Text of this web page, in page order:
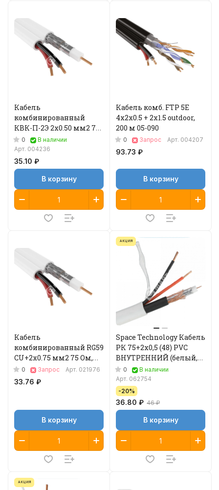
Кабель
комбинированный
КВК-П-2Э 2x0.50 мм2 75
Ом, outdoor, 200 м 04-015
0
В наличии
Арт. 004236
35.10 ₽
В корзину
Кабель комб. FTP 5E
4x2x0.5 + 2x1.5 outdoor,
200 м 05-090
0 Запрос Арт. 004207
93.73 ₽
В корзину
Кабель
комбинированный RG59
CU+2x0.75 мм2 75 Ом,
белый, 500 м 04-127
0 Запрос Арт. 021976
33.76 ₽
В корзину
АКЦИЯ
Space Technology Кабель
РК 75+2х0,5 (48) PVC
ВНУТРЕННИЙ (белый,
200м)
0
В наличии
Арт. 062754
-20%
36.80 ₽ 46 ₽
В корзину
АКЦИЯ